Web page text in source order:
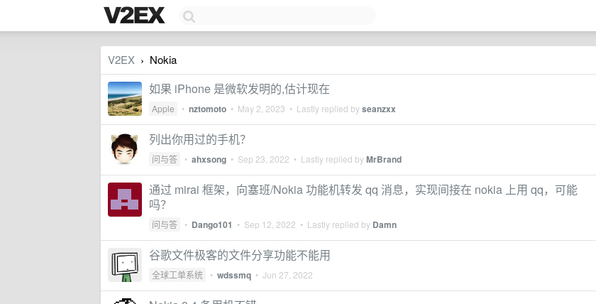
V2EX › Nokia
如果 iPhone 是微软发明的,估计现在
Apple • nztomoto • May 2, 2023 • Lastly replied byseanzxx
列出你用过的手机？
问与答 • ahxsong • Sep 23, 2022 • Lastly replied byMrBrand
通过 mirai 框架，向塞班/Nokia 功能机转发 qq 消息，实现间接在 nokia 上用 qq，可能
吗？
问与答 • Dango101 • Sep 12, 2022 • Lastly replied by Damn
谷歌文件极客的文件分享功能不能用
全球工单系统 • wdssmq • Jun 27, 2022